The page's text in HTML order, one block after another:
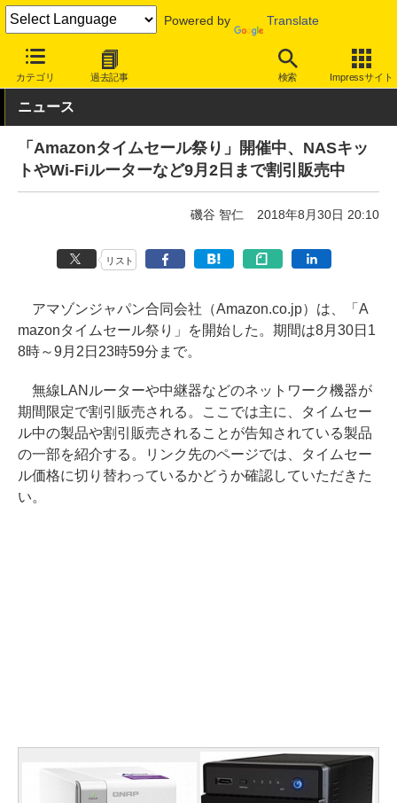
Powered by Translate
カテゴリ 過去記事 検索 Impressサイト
INTERNET Watch ハードウェア 無線LAN
ニュース
「Amazonタイムセール祭り」開催中、NASキッ
トやWi-Fiルーターなど9月2日まで割引販売中
磯谷 智仁 2018年8月30日 20:10
リスト
アマゾンジャパン合同会社（Amazon.co.jp）は、「A
mazonタイムセール祭り」を開始した。期間は8月30日1
8時～9月2日23時59分まで。
無線LANルーターや中継器などのネットワーク機器が
期間限定で割引販売される。ここでは主に、タイムセー
ル中の製品や割引販売されることが告知されている製品
の一部を紹介する。リンク先のページでは、タイムセー
ル価格に切り替わっているかどうか確認していただきた
い。